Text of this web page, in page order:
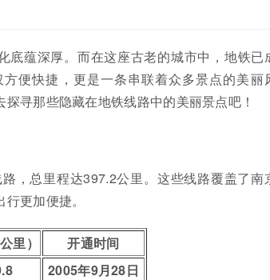
底蕴深厚。而在这座古老的城市中，地铁已
便快捷，更是一条串联着众多景点的美丽
寻那些隐藏在地铁线路中的美丽景点吧！
，总里程达397.2公里。这些线路覆盖了南
更加便捷。
里）
开通时间
2005年9月28日